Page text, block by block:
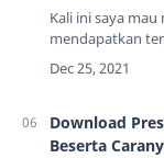
Kali ini saya
mendapatkan
menggunakan
menjadi gratis
Download
Beserta